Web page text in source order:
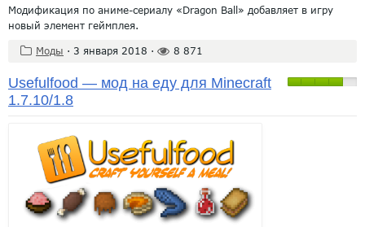
Модификация по аниме-сериалу «Dragon Ball» добавляет в игру
новый элемент геймплея.
Моды · 3 января 2018 · 8 871
Usefulfood — мод на еду для Minecraft
1.7.10/1.8